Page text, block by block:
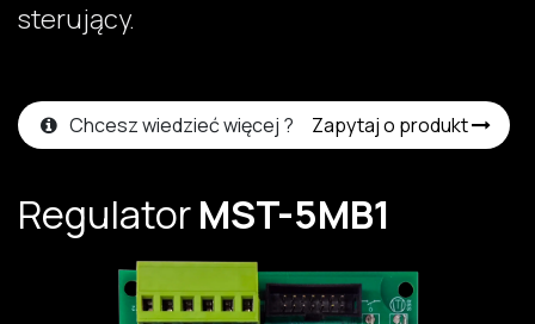
sterujący.​
Chcesz wiedzieć więcej ? Zapytaj o produkt
RegulatorMST-5MB1